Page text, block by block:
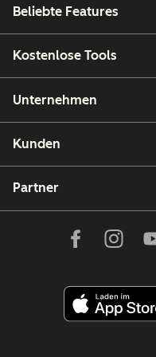
Beliebte Features
Kostenlose Tools
Unternehmen
Kunden
Partner